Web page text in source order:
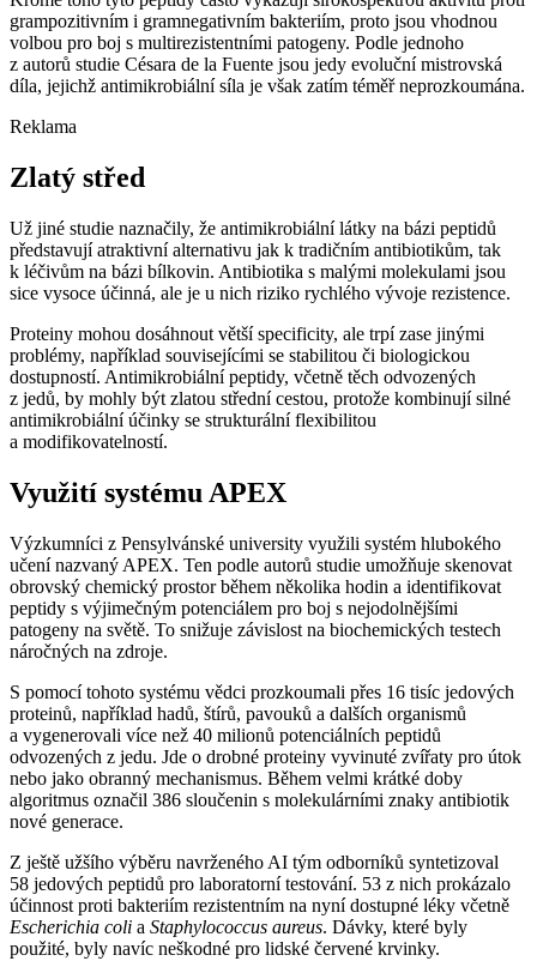
grampozitivním i gramnegativním bakteriím, proto jsou vhodnou
volbou pro boj s multirezistentními patogeny. Podle jednoho
z autorů studie Césara de la Fuente jsou jedy evoluční mistrovská
díla, jejichž antimikrobiální síla je však zatím téměř neprozkoumána.
Reklama
Zlatý střed
Už jiné studie naznačily, že antimikrobiální látky na bázi peptidů
představují atraktivní alternativu jak k tradičním antibiotikům, tak
k léčivům na bázi bílkovin. Antibiotika s malými molekulami jsou
sice vysoce účinná, ale je u nich riziko rychlého vývoje rezistence.
Proteiny mohou dosáhnout větší specificity, ale trpí zase jinými
problémy, například souvisejícími se stabilitou či biologickou
dostupností. Antimikrobiální peptidy, včetně těch odvozených
z jedů, by mohly být zlatou střední cestou, protože kombinují silné
antimikrobiální účinky se strukturální flexibilitou
a modifikovatelností.
Využití systému APEX
Výzkumníci z Pensylvánské university využili systém hlubokého
učení nazvaný APEX. Ten podle autorů studie umožňuje skenovat
obrovský chemický prostor během několika hodin a identifikovat
peptidy s výjimečným potenciálem pro boj s nejodolnějšími
patogeny na světě. To snižuje závislost na biochemických testech
náročných na zdroje.
S pomocí tohoto systému vědci prozkoumali přes 16 tisíc jedových
proteinů, například hadů, štírů, pavouků a dalších organismů
a vygenerovali více než 40 milionů potenciálních peptidů
odvozených z jedu. Jde o drobné proteiny vyvinuté zvířaty pro útok
nebo jako obranný mechanismus. Během velmi krátké doby
algoritmus označil 386 sloučenin s molekulárními znaky antibiotik
nové generace.
Z ještě užšího výběru navrženého AI tým odborníků syntetizoval
58 jedových peptidů pro laboratorní testování. 53 z nich prokázalo
účinnost proti bakteriím rezistentním na nyní dostupné léky včetně
Escherichia coli a Staphylococcus aureus. Dávky, které byly
použité, byly navíc neškodné pro lidské červené krvinky.